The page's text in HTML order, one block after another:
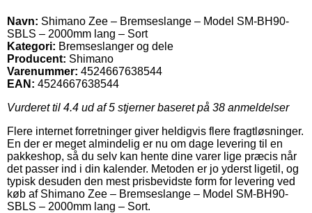
Navn: Shimano Zee – Bremseslange – Model SM-BH90-
SBLS – 2000mm lang – Sort
Kategori: Bremseslanger og dele
Producent: Shimano
Varenummer: 4524667638544
EAN: 4524667638544
Vurderet til 4.4 ud af 5 stjerner baseret på 38 anmeldelser
Flere internet forretninger giver heldigvis flere fragtløsninger.
En der er meget almindelig er nu om dage levering til en
pakkeshop, så du selv kan hente dine varer lige præcis når
det passer ind i din kalender. Metoden er jo yderst ligetil, og
typisk desuden den mest prisbevidste form for levering ved
køb af Shimano Zee – Bremseslange – Model SM-BH90-
SBLS – 2000mm lang – Sort.